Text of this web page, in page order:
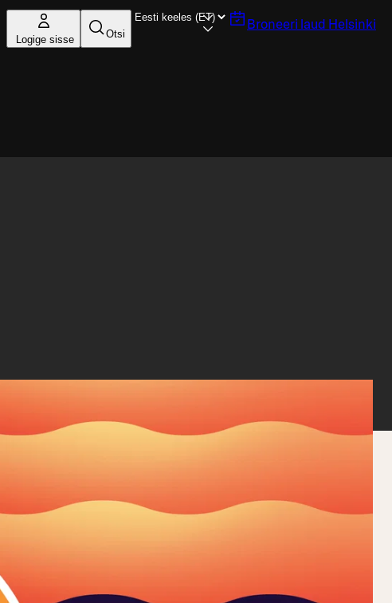
Logige sisse Otsi
Broneeri laud Helsinki